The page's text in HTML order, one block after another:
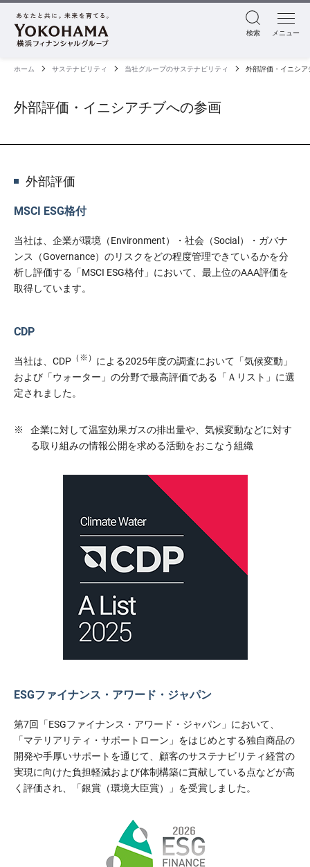
検索 メニュー
ホーム サステナビリティ 当社グループのサステナビリティ 外部評価・イニシア
外部評価・イニシアチブへの参画
外部評価
MSCI ESG格付
当社は、企業が環境（Environment）・社会（Social）・ガバナ
ンス（Governance）のリスクをどの程度管理できているかを分
析し評価する「MSCI ESG格付」において、最上位のAAA評価を
取得しています。
CDP
当社は、CDP （※） による2025年度の調査において「気候変動」
および「ウォーター」の分野で最高評価である「Ａリスト」に選
定されました。
※
企業に対して温室効果ガスの排出量や、気候変動などに対す
る取り組みの情報公開を求める活動をおこなう組織
ESGファイナンス・アワード・ジャパン
第7回「ESGファイナンス・アワード・ジャパン」において、
「マテリアリティ・サポートローン」をはじめとする独自商品の
開発や手厚いサポートを通じて、顧客のサステナビリティ経営の
実現に向けた負担軽減および体制構築に貢献している点などが高
く評価され、「銀賞（環境大臣賞）」を受賞しました。